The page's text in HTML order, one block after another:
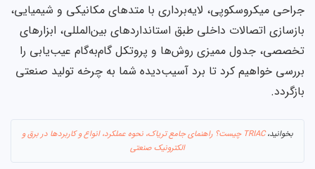
جراحی میکروسکوپی، لایه‌برداری با متدهای مکانیکی و شیمیایی،
بازسازی اتصالات داخلی طبق استانداردهای بین‌المللی، ابزارهای
تخصصی، جدول ممیزی روش‌ها و پروتکل گام‌به‌گام عیب‌یابی را
بررسی خواهیم کرد تا برد آسیب‌دیده شما به چرخه تولید صنعتی
بازگردد.
بخوانید،
TRIAC چیست؟ راهنمای جامع تریاک، نحوه عملکرد، انواع و کاربردها در برق و
الکترونیک صنعتی